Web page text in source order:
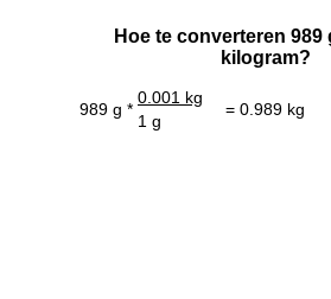
Hoe te converteren 989
kilogram?
989 g *
0.001 kg
= 0.989 kg
1 g